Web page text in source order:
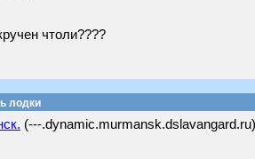
чтоли????
лодки
(---.dynamic.murmansk.dslavangard.ru)